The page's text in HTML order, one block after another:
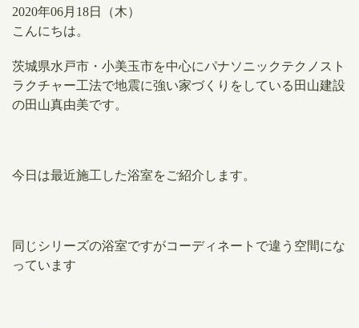
2020年06月18日（木）
こんにちは。
茨城県水戸市・小美玉市を中心にパナソニックテクノスト
ラクチャー工法で地震に強い家づくりをしている田山建設
の田山真由美です。
今日は最近施工した浴室をご紹介します。
同じシリーズの浴室ですがコーディネートで違う空間にな
っています